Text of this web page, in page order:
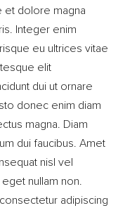
et dolore magna
Integer enim
eu ultrices vitae
elit
dui ut ornare
donec enim diam
magna. Diam
dui faucibus. Amet
nisl vel
nullam non.
adipiscing